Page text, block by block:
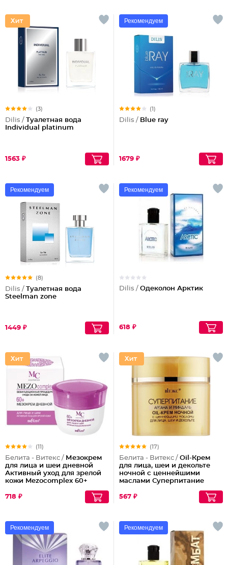
(3)
Dilis / Туалетная вода
Individual platinum
1563 ₽
Рекомендуем
(1)
Dilis / Blue ray
1679 ₽
Рекомендуем
(8)
Dilis / Туалетная вода
Steelman zone
1449 ₽
Рекомендуем
Dilis / Одеколон Арктик
618 ₽
(11)
Белита - Витекс / Мезокрем
для лица и шеи дневной
Активный уход для зрелой
кожи Mezocomplex 60+
718 ₽
(17)
Белита - Витекс / Oil-Крем
для лица, шеи и декольте
ночной с ценнейшими
маслами Суперпитание
567 ₽
Рекомендуем Рекомендуем